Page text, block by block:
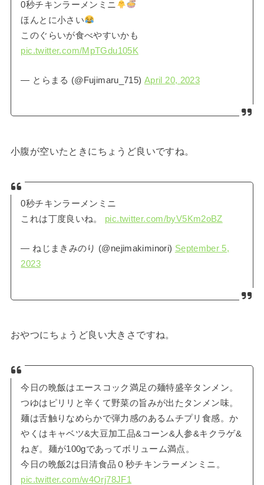
0秒チキンラーメンミニ
ほんとに小さい
このぐらいが食べやすいかも
pic.twitter.com/MpTGdu105K
— とらまる (@Fujimaru_715) April 20, 2023
小腹が空いたときにちょうど良いですね。
0秒チキンラーメンミニ
これは丁度良いね。 pic.twitter.com/byV5Km2oBZ
— ねじまきみのり (@nejimakiminori) September 5,
2023
おやつにちょうど良い大きさですね。
今日の晩飯はエースコック満足の麺特盛辛タンメン。
つゆはピリリと辛くて野菜の旨みが出たタンメン味。
麺は舌触りなめらかで弾力感のあるムチプリ食感。か
やくはキャベツ&大豆加工品&コーン&人参&キクラゲ&
ねぎ。麺が100gであってボリューム満点。
今日の晩飯2は日清食品０秒チキンラーメンミニ。
pic.twitter.com/w4Orj78JF1